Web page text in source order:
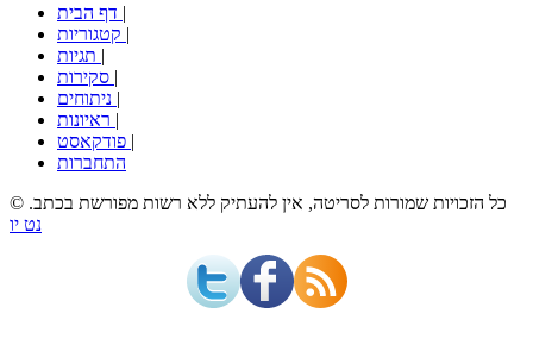
|
|
|
|
|
|
|
התחברות
© כל הזכויות שמורות לסריטה, אין להעתיק ללא רשות מפורשת בכתב.
נט יו